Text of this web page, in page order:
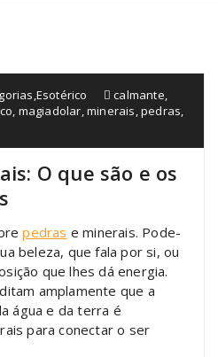
Esotérico calmante
magiadolar ,minerais ,pedras
O que são e os
pedras e minerais. Pode-
beleza, que fala por si, ou
que lhes dá energia.
amplamente que a
água e da terra é
para conectar o ser